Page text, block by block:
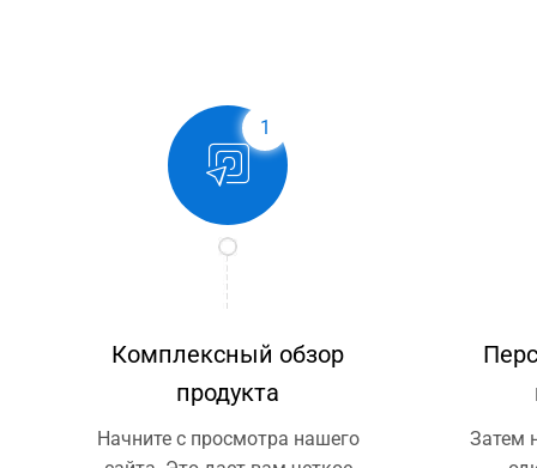
1
Комплексный обзор
продукта
Начните с просмотра нашего
Затем